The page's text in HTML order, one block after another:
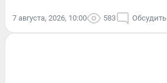
7 августа, 2026, 10:00 583 Обсудить